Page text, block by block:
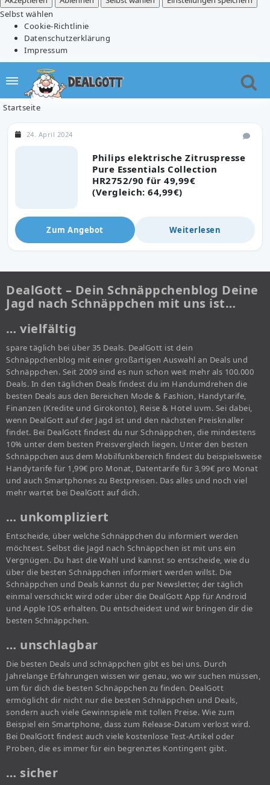
Selbst wählen
Cookie-Richtlinie
Datenschutzerklärung
Impressum
Startseite
Philips elektrische Zitruspresse
Pure Essentials Collection
HR2752/90 für 49,99€
(Vergleich: 64,99€)
24. April 2024
Zum Angebot Weiterlesen
DealGott – Dein Schnäppchenblog Deine
Jagd nach Schnäppchen mit uns ist…
… vielfältig
spare täglich bei über 35 Deals. DealGott ist dein
Schnäppchenblog mit einer großartigen Auswahl an Deals und
Schnäppchen. Seit 2009 sind es nun schon weit mehr als 100.000
Deals. In den täglichen Deals findest du im Handumdrehen die
besten Deals aus den Bereichen Mode & Fashion, Handytarife,
Finanzen (Kredite und Girokonto), Reise & Hotel uvm. Sei dabei,
wenn DealGott auf der Jagd ist und den nächsten Preisknaller
findet. Bei DealGott findest du nur Schnäppchen, die mindestens
10% unter dem besten Preisvergleich liegen. Unter den besten
Schnäppchen aus dem Mobilfunkbereich findest du beispielsweise
Handytarife für 1,99€ pro Monat, Datentarife für 3,99€ pro Monat
und auch Smartphones zu Bestpreisen. Das alles und noch viel
mehr wartet bei DealGott auf dich.
… unkompliziert
Entscheide, über welche Schnäppchen du informiert werden
möchtest. Selbst die Jagd nach Schnäppchen ist mit uns ein
Vergnügen. Du hast die Wahl und kannst so entscheide, wie du
über die besten Schnäppchen informiert werden willst. Die
Schnäppchen und Deals kannst du per Newsletter, der täglich
einmal verschickt wird oder über die DealGott App für Android
und Apple IOS erhalten. Du entscheidest und wir bringen dir die
besten Schnäppchen.
… unschlagbar
Die besten Deals und schnäppchen gibt es bei uns. Durch
Jahrelange Erfahrungen wissen wir genau, wo wir suchen müssen,
um für dich die besten Schnäppchen zu finden. DealGott
ermöglicht dir nicht nur die besten Schnäppchen und Deals,
sondern auch viele Gewinnspiele mit tollen Preise. Wie zum
Beispiel ein Smartphone, dass zum Release-Datum verlost wird.
Bei DealGott findest auch viele kostenlose Test-Artikel oder
Proben, die es immer für ein begrenztes Kontingent gibt.
… sicher